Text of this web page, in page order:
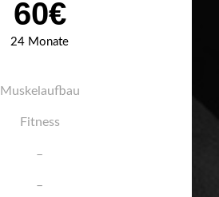
60€
24 Monate
Muskelaufbau
Fitness
–
–